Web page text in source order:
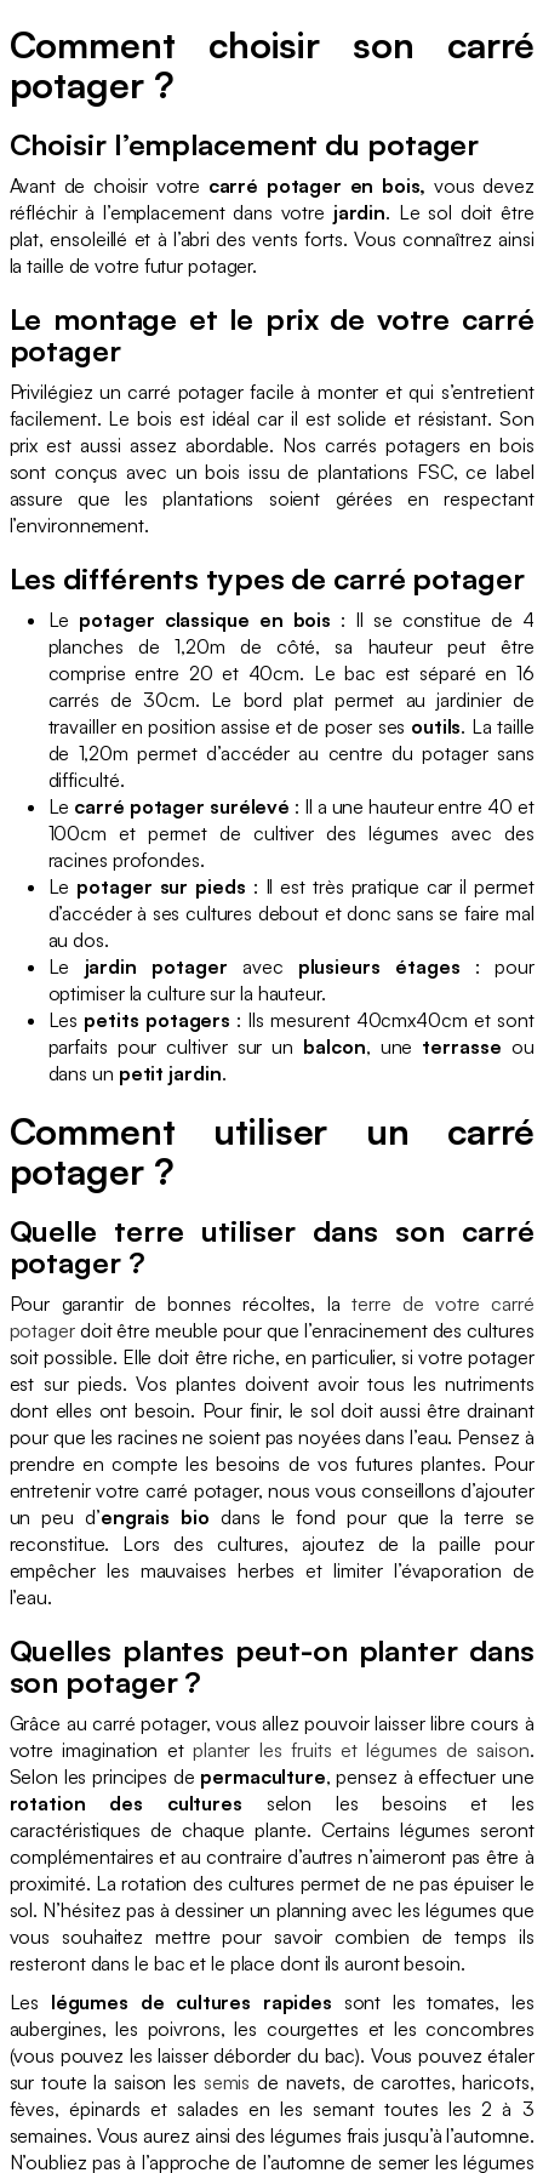
Comment choisir son carré
potager ?
Choisir l’emplacement du potager
Avant de choisir votre carré potager en bois, vous devez
réfléchir à l’emplacement dans votre jardin. Le sol doit être
plat, ensoleillé et à l’abri des vents forts. Vous connaîtrez ainsi
la taille de votre futur potager.
Le montage et le prix de votre carré
potager
Privilégiez un carré potager facile à monter et qui s’entretient
facilement. Le bois est idéal car il est solide et résistant. Son
prix est aussi assez abordable. Nos carrés potagers en bois
sont conçus avec un bois issu de plantations FSC, ce label
assure que les plantations soient gérées en respectant
l’environnement.
Les différents types de carré potager
Le potager classique en bois : Il se constitue de 4
planches de 1,20m de côté, sa hauteur peut être
comprise entre 20 et 40cm. Le bac est séparé en 16
carrés de 30cm. Le bord plat permet au jardinier de
travailler en position assise et de poser ses outils. La taille
de 1,20m permet d’accéder au centre du potager sans
difficulté.
Le carré potager surélevé : Il a une hauteur entre 40 et
100cm et permet de cultiver des légumes avec des
racines profondes.
Le potager sur pieds : Il est très pratique car il permet
d’accéder à ses cultures debout et donc sans se faire mal
au dos.
Le jardin potager avec plusieurs étages : pour
optimiser la culture sur la hauteur.
Les petits potagers : Ils mesurent 40cmx40cm et sont
parfaits pour cultiver sur un balcon, une terrasse ou
dans un petit jardin.
Comment utiliser un carré
potager ?
Quelle terre utiliser dans son carré
potager ?
Pour garantir de bonnes récoltes, la terre de votre carré
potagerdoit être meuble pour que l’enracinement des cultures
soit possible. Elle doit être riche, en particulier, si votre potager
est sur pieds. Vos plantes doivent avoir tous les nutriments
dont elles ont besoin. Pour finir, le sol doit aussi être drainant
pour que les racines ne soient pas noyées dans l’eau. Pensez à
prendre en compte les besoins de vos futures plantes. Pour
entretenir votre carré potager, nous vous conseillons d’ajouter
un peu d’engrais bio dans le fond pour que la terre se
reconstitue. Lors des cultures, ajoutez de la paille pour
empêcher les mauvaises herbes et limiter l’évaporation de
l’eau.
Quelles plantes peut-on planter dans
son potager ?
Grâce au carré potager, vous allez pouvoir laisser libre cours à
votre imagination etplanter les fruits et légumes de saison.
Selon les principes de permaculture, pensez à effectuer une
rotation des cultures selon les besoins et les
caractéristiques de chaque plante. Certains légumes seront
complémentaires et au contraire d’autres n’aimeront pas être à
proximité. La rotation des cultures permet de ne pas épuiser le
sol. N’hésitez pas à dessiner un planning avec les légumes que
vous souhaitez mettre pour savoir combien de temps ils
resteront dans le bac et le place dont ils auront besoin.
Les légumes de cultures rapides sont les tomates, les
aubergines, les poivrons, les courgettes et les concombres
(vous pouvez les laisser déborder du bac). Vous pouvez étaler
sur toute la saison les semis de navets, de carottes, haricots,
fèves, épinards et salades en les semant toutes les 2 à 3
semaines. Vous aurez ainsi des légumes frais jusqu’à l’automne.
N’oubliez pas à l’approche de l’automne de semer les légumes